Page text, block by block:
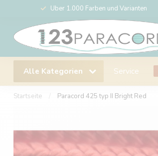
Über 1.000 Farben und Varianten
Alle Kategorien Service
Startseite Paracord 425 typ II Bright Red